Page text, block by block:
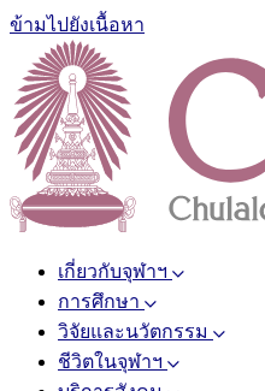
ข้ามไปยังเนื้อหา
เกี่ยวกับจุฬาฯ
การศึกษา
วิจัยและนวัตกรรม
ชีวิตในจุฬาฯ